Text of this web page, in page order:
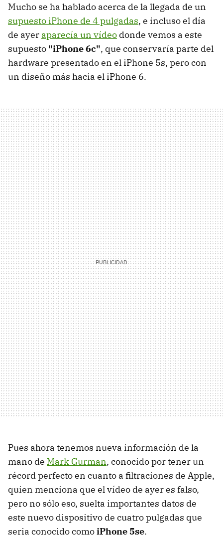
Mucho se ha hablado acerca de la llegada de un
supuesto iPhone de 4 pulgadas, e incluso el día
de ayer aparecía un vídeo donde vemos a este
supuesto "iPhone 6c", que conservaría parte del
hardware presentado en el iPhone 5s, pero con
un diseño más hacia el iPhone 6.
Pues ahora tenemos nueva información de la
mano de Mark Gurman, conocido por tener un
récord perfecto en cuanto a filtraciones de Apple,
quien menciona que el vídeo de ayer es falso,
pero no sólo eso, suelta importantes datos de
este nuevo dispositivo de cuatro pulgadas que
seria conocido comoiPhone 5se.